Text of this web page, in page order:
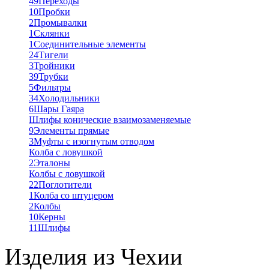
10Пробки
2Промывалки
1Склянки
1Соединительные элементы
24Тигели
3Тройники
39Трубки
5Фильтры
34Холодильники
6Шары Гаяра
Шлифы конические взаимозаменяемые
9Элементы прямые
3Муфты с изогнутым отводом
Колба с ловушкой
2Эталоны
Колбы с ловушкой
22Поглотители
1Колба со штуцером
2Колбы
10Керны
11Шлифы
Изделия из Чехии